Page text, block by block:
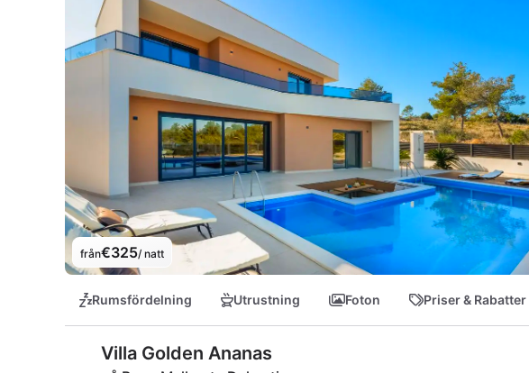
från€325/ natt
Rumsfördelning Utrustning Foton Priser & Rabatter
Villa Golden Ananas